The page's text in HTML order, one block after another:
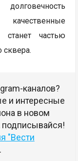
станет частью
сквера.
каналов?
и интересные
в новом
подписывайся!
"Вести
.